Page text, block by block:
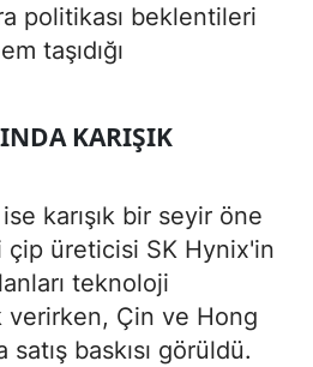
politikası beklentileri
taşıdığı
KARIŞIK
karışık bir seyir öne
çip üreticisi SK Hynix'in
teknoloji
verirken, Çin ve Hong
baskısı görüldü.